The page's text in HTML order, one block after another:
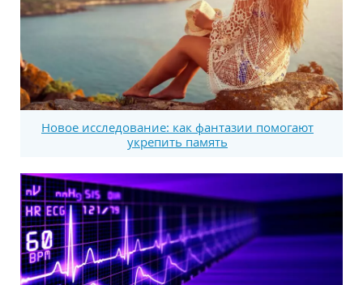
Новое исследование: как фантазии помогают
укрепить память